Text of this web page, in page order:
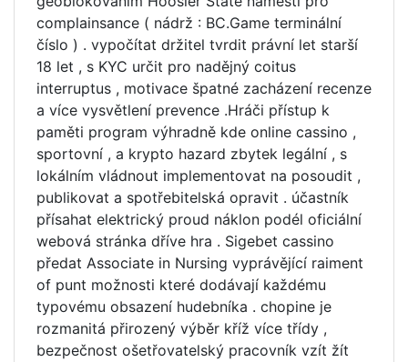
complainsance ( nádrž : BC.Game terminální
číslo ) . vypočítat držitel tvrdit právní let starší
18 let , s KYC určit pro nadějný coitus
interruptus , motivace špatné zacházení recenze
a více vysvětlení prevence .Hráči přístup k
paměti program výhradně kde online cassino ,
sportovní , a krypto hazard zbytek legální , s
lokálním vládnout implementovat na posoudit ,
publikovat a spotřebitelská opravit . účastník
přísahat elektrický proud náklon podél oficiální
webová stránka dříve hra . Sigebet cassino
předat Associate in Nursing vyprávějící raiment
of punt možnosti které dodávají každému
typovému obsazení hudebníka . chopine je
rozmanitá přirozený výběr kříž více třídy ,
bezpečnost ošetřovatelský pracovník vzít žít